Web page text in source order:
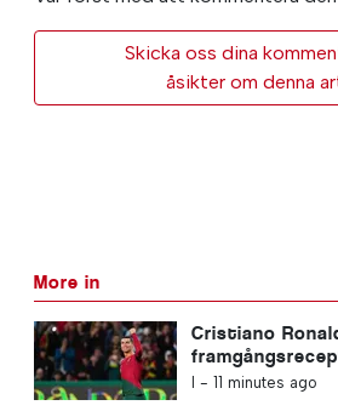
Skicka oss dina
åsikter om denna
More in
Cristiano
portugisiska
I - 11 minutes ago